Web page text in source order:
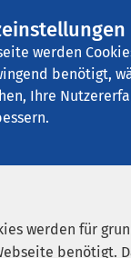
werden
benötigt,
Ihre
werden für
benötigt.